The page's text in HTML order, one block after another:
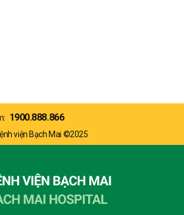
1900.888.866
viện Bạch Mai ©2025